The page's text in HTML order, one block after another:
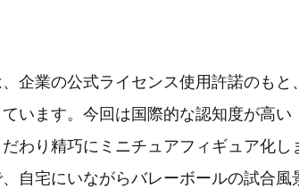
企業の公式ライセンス使用許諾のもと
います。今回は国際的な認知度が高い
わり精巧にミニチュアフィギュア化し
自宅にいながらバレーボールの試合風